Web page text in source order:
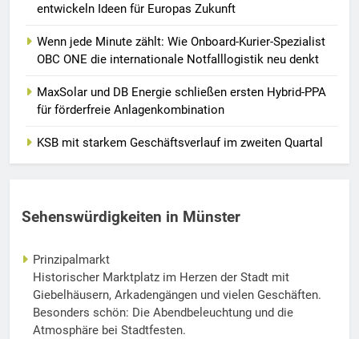
entwickeln Ideen für Europas Zukunft
Wenn jede Minute zählt: Wie Onboard-Kurier-Spezialist
OBC ONE die internationale Notfalllogistik neu denkt
MaxSolar und DB Energie schließen ersten Hybrid-PPA
für förderfreie Anlagenkombination
KSB mit starkem Geschäftsverlauf im zweiten Quartal
Sehenswürdigkeiten in Münster
Prinzipalmarkt
Historischer Marktplatz im Herzen der Stadt mit
Giebelhäusern, Arkadengängen und vielen Geschäften.
Besonders schön: Die Abendbeleuchtung und die
Atmosphäre bei Stadtfesten.